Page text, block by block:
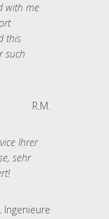
with me
this
such
R.M.
Ihrer
sehr
Ingenieure